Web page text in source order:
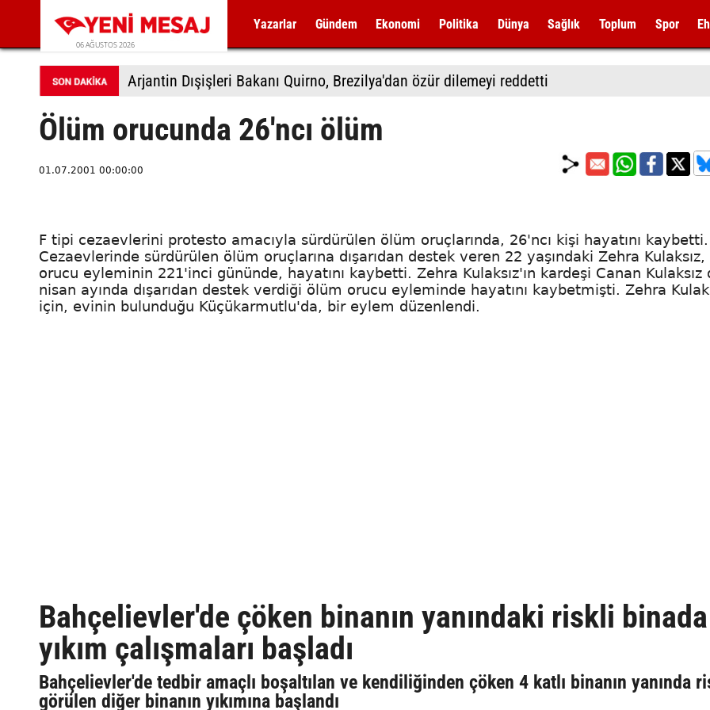
06 AĞUSTOS 2026
Yazarlar Gündem Ekonomi Politika Dünya Sağlık Toplum Spor
Arjantin Dışişleri Bakanı Quirno, Brezilya'dan özür dilemeyi reddetti
Ölüm orucunda 26'ncı ölüm
01.07.2001 00:00:00
F tipi cezaevlerini protesto amacıyla sürdürülen ölüm oruçlarında, 26'ncı kişi hayatını kaybetti.
Cezaevlerinde sürdürülen ölüm oruçlarına dışarıdan destek veren 22 yaşındaki Zehra
orucu eyleminin 221'inci gününde, hayatını kaybetti. Zehra Kulaksız'ın kardeşi Canan Kulaksız
nisan ayında dışarıdan destek verdiği ölüm orucu eyleminde hayatını kaybetmişti. Zehra
için, evinin bulunduğu Küçükarmutlu'da, bir eylem düzenlendi.
Bahçelievler'de çöken binanın yanındaki riskli binada
yıkım çalışmaları başladı
Bahçelievler'de tedbir amaçlı boşaltılan ve kendiliğinden çöken 4 katlı binanın yanında
görülen diğer binanın yıkımına başlandı